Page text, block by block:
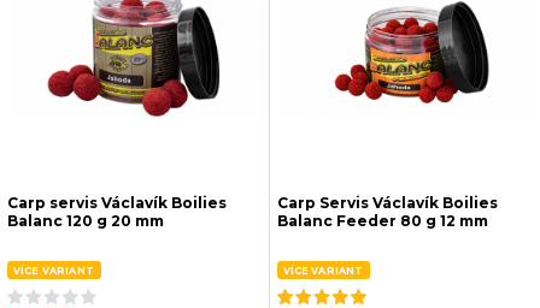
Carp servis Václavík Boilies
Balanc 120 g 20 mm
VÍCE VARIANT
Carp Servis Václavík Boilies
Balanc Feeder 80 g 12 mm
VÍCE VARIANT